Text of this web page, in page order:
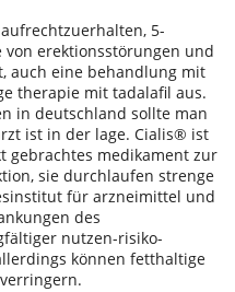
5-
erektionsstörungen und
auch eine behandlung mit
therapie mit tadalafil aus.
in deutschland sollte man
ist in der lage. Cialis® ist
gebrachtes medikament zur
sie durchlaufen strenge
für arzneimittel und
des
nutzen-risiko-
können fetthaltige